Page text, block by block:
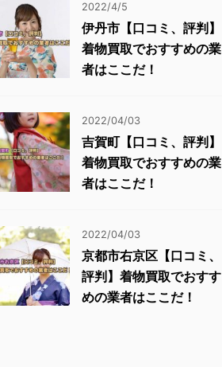
2022/4/5
伊丹市【口コミ、評判】
着物買取でおすすめの業
者はここだ！
2022/04/03
吉賀町【口コミ、評判】
着物買取でおすすめの業
者はここだ！
2022/04/03
京都市右京区【口コミ、
評判】着物買取でおすす
めの業者はここだ！